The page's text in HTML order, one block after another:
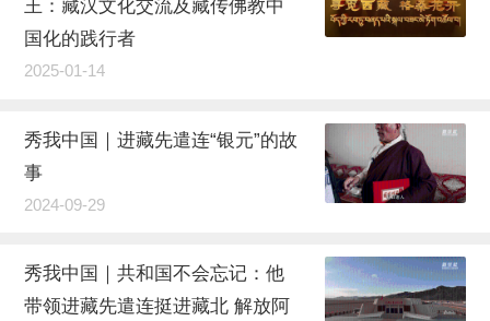
王：藏汉文化交流及藏传佛教中
国化的践行者
2025-01-14
秀我中国｜进藏先遣连“银元”的故
事
2024-09-29
秀我中国｜共和国不会忘记：他
带领进藏先遣连挺进藏北 解放阿